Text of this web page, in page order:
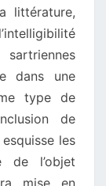
littérature,
dans une
type de
de
esquisse les
de l’objet
mise en